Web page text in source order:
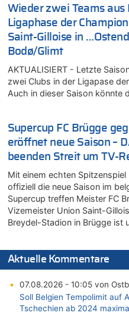
Wieder zwei Teams aus
Ligaphase der
Saint-Gilloise in
Bodø/Glimt
AKTUALISIERT - Letzte
zwei Clubs in der Ligapase
Auch in dieser Saison könnte
Supercup FC Brügge
eröffnet neue Saison –
beenden Streit um TV-
Mit einem echten
offiziell die neue Saison im
Supercup treffen Meister FC
Vizemeister Union Saint-
Breydel-Stadion in Brügge ist
Aktuelle Kommentare
07.08.2026 - 10:05 von
Soll Belgien Tempolimit auf
Tschechien ab 2024